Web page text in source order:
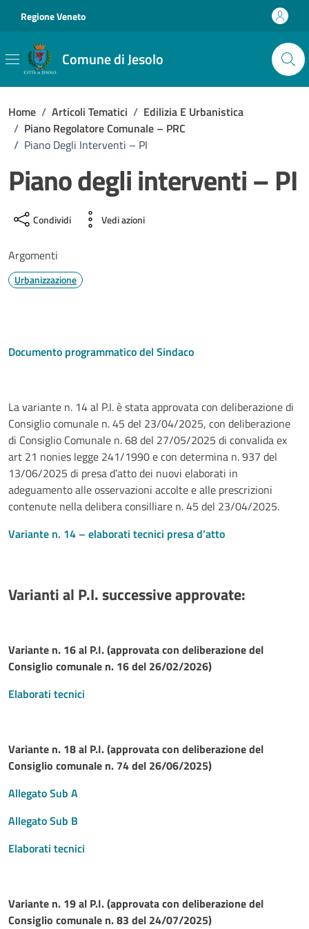
Regione Veneto
Comune di Jesolo
Home / Articoli Tematici / Edilizia E Urbanistica
/ Piano Regolatore Comunale – PRC
/ Piano Degli Interventi – PI
Piano degli interventi – PI
Condividi Vedi azioni
Argomenti
Urbanizzazione
Documento programmatico del Sindaco
La variante n. 14 al P.I. è stata approvata con deliberazione di
Consiglio comunale n. 45 del 23/04/2025, con deliberazione
di Consiglio Comunale n. 68 del 27/05/2025 di convalida ex
art 21 nonies legge 241/1990 e con determina n. 937 del
13/06/2025 di presa d’atto dei nuovi elaborati in
adeguamento alle osservazioni accolte e alle prescrizioni
contenute nella delibera consilliare n. 45 del 23/04/2025.
Variante n. 14 – elaborati tecnici presa d’atto
Varianti al P.I. successive approvate:
Variante n. 16 al P.I. (approvata con deliberazione del
Consiglio comunale n. 16 del 26/02/2026)
Elaborati tecnici
Variante n. 18 al P.I. (approvata con deliberazione del
Consiglio comunale n. 74 del 26/06/2025)
Allegato Sub A
Allegato Sub B
Elaborati tecnici
Variante n. 19 al P.I. (approvata con deliberazione del
Consiglio comunale n. 83 del 24/07/2025)